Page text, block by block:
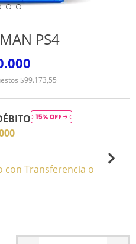
PS4
$99.173,55
con Transferencia o